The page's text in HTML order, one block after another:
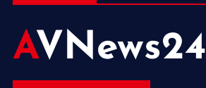
AVNews24